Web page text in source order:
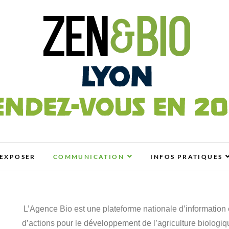
BIO, BIEN-ÊTRE ET HABITAT SAIN
EXPOSER COMMUNICATION INFOS PRATIQUES
L’Agence Bio est une plateforme nationale d’information
d’actions pour le développement de l’agriculture